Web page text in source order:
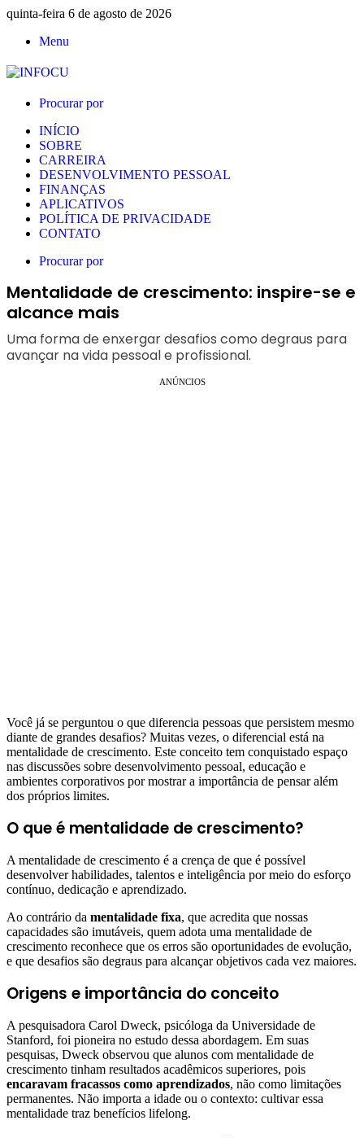
quinta-feira 6 de agosto de 2026
Menu
Procurar por
INÍCIO
SOBRE
CARREIRA
DESENVOLVIMENTO PESSOAL
FINANÇAS
APLICATIVOS
POLÍTICA DE PRIVACIDADE
CONTATO
Procurar por
Mentalidade de crescimento: inspire-se e
alcance mais
Uma forma de enxergar desafios como degraus para
avançar na vida pessoal e profissional.
ANÚNCIOS
Você já se perguntou o que diferencia pessoas que persistem mesmo
diante de grandes desafios? Muitas vezes, o diferencial está na
mentalidade de crescimento. Este conceito tem conquistado espaço
nas discussões sobre desenvolvimento pessoal, educação e
ambientes corporativos por mostrar a importância de pensar além
dos próprios limites.
O que é mentalidade de crescimento?
A mentalidade de crescimento é a crença de que é possível
desenvolver habilidades, talentos e inteligência por meio do esforço
contínuo, dedicação e aprendizado.
Ao contrário da mentalidade fixa, que acredita que nossas
capacidades são imutáveis, quem adota uma mentalidade de
crescimento reconhece que os erros são oportunidades de evolução,
e que desafios são degraus para alcançar objetivos cada vez maiores.
Origens e importância do conceito
A pesquisadora Carol Dweck, psicóloga da Universidade de
Stanford, foi pioneira no estudo dessa abordagem. Em suas
pesquisas, Dweck observou que alunos com mentalidade de
crescimento tinham resultados acadêmicos superiores, pois
encaravam fracassos como aprendizados, não como limitações
permanentes. Não importa a idade ou o contexto: cultivar essa
mentalidade traz benefícios lifelong.